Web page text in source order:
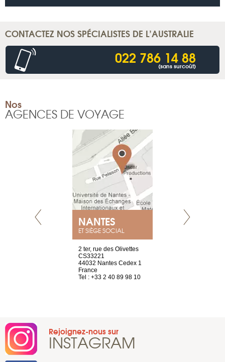
CONTACTEZ NOS SPÉCIALISTES DE L’AUSTRALIE
022 786 14 88
(sans surcoût)
Nos
AGENCES DE VOYAGE
NANTES
ET SIÈGE SOCIAL
2 ter, rue des Olivettes
CS33221
44032 Nantes Cedex 1
France
Tel : +33 2 40 89 98 10
Rejoignez-nous sur
INSTAGRAM